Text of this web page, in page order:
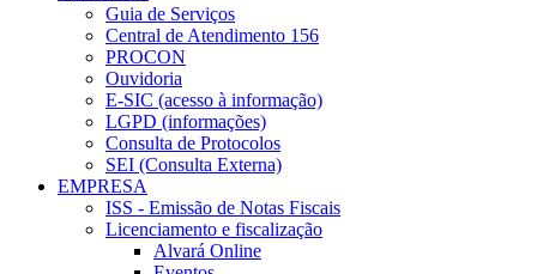
Guia de Serviços
Central de Atendimento 156
PROCON
Ouvidoria
E-SIC (acesso à informação)
LGPD (informações)
Consulta de Protocolos
SEI (Consulta Externa)
EMPRESA
ISS - Emissão de Notas Fiscais
Licenciamento e fiscalização
Alvará Online